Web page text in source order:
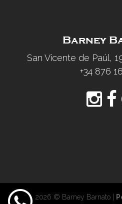
Barney
San Vicente de Paúl,
+34 876
2026 © Barney Barnato |